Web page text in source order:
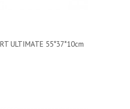
ULTIMATE 55*37*10cm